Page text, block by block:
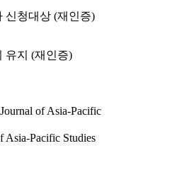
신청대상 (재인증)
유지 (재인증)
of Asia-Pacific
Asia-Pacific Studies